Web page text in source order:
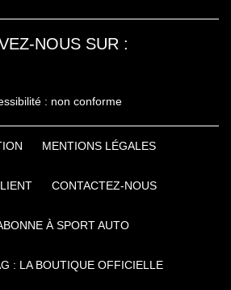
NOUS SUR :
: non conforme
MENTIONS LÉGALES
CONTACTEZ-NOUS
À SPORT AUTO
: LA BOUTIQUE OFFICIELLE